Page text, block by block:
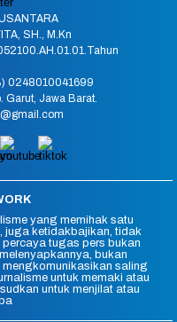
SH., M.Kn
0248010041699
Garut, Jawa Barat.
yang memihak satu
juga ketidakbajikan, tidak
tugas pers bukan
bukan
mengkomunikasikan saling
untuk memaki atau
untuk menjilat atau